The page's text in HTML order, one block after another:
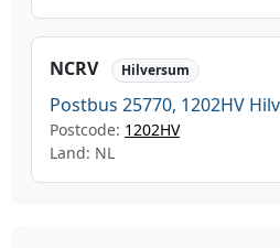
NCRV Hilversum
Postbus 25770, 1202HV
Postcode: 1202HV
Land: NL